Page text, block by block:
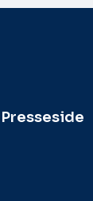
Presseside